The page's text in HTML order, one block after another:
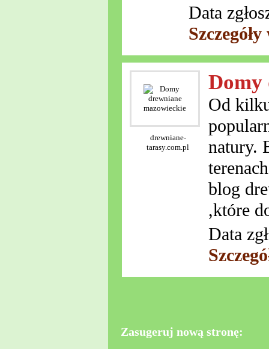
Data
drewniane-
tarasy.com.pl
Domy
Od
natury.
blog
,które
Data
Zasugeruj nową stronę: